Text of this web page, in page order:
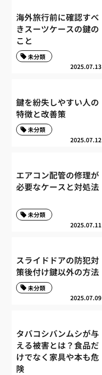
海外旅行前に確認すべ
きスーツケースの鍵の
こと
2025.07.13
未分類
鍵を紛失しやすい人の
特徴と改善策
2025.07.12
未分類
エアコン配管の修理が
必要なケースと対処法
2025.07.11
未分類
スライドドアの防犯対
策後付け鍵以外の方法
2025.07.09
未分類
タバコシバンムシが与
える被害とは？食品だ
けでなく家具や本も危
険